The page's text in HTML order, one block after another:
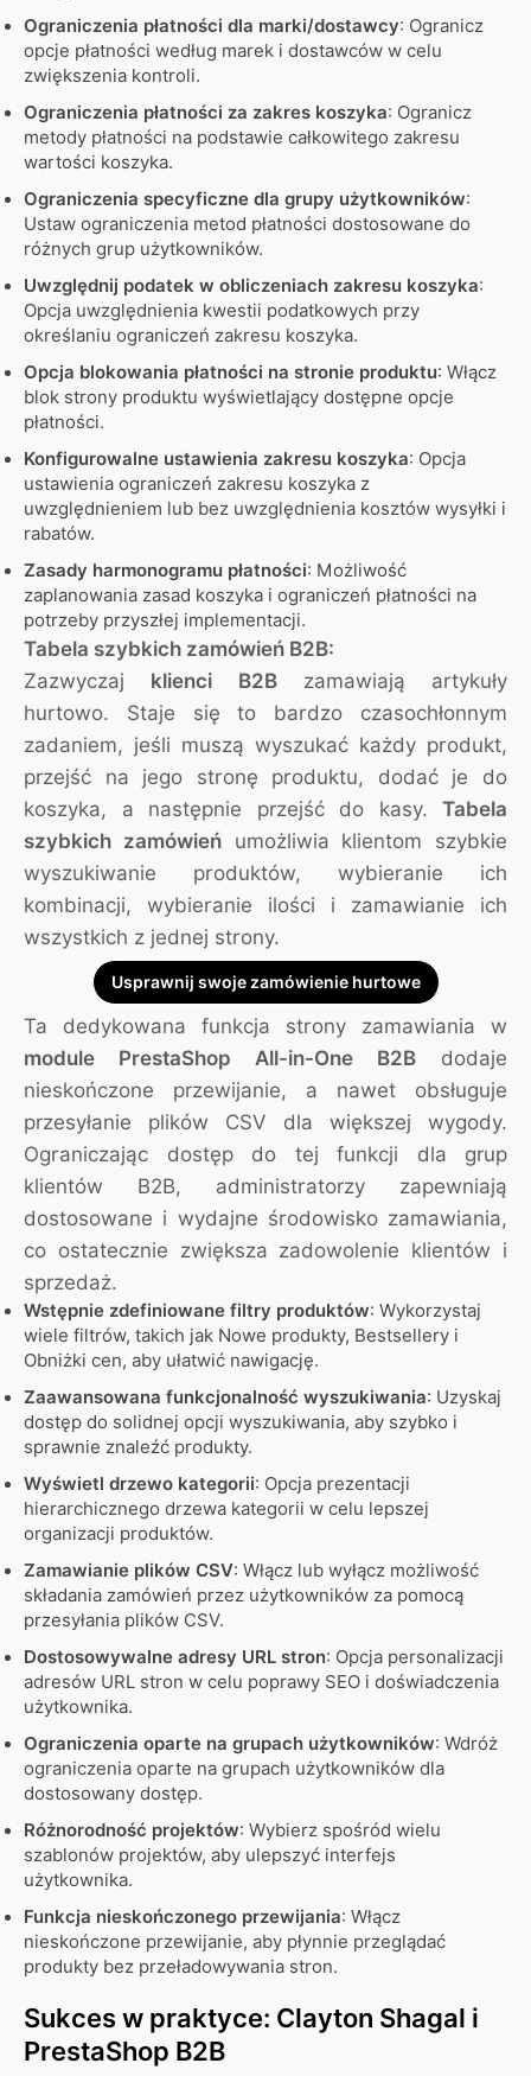
Ograniczenia płatności dla marki/dostawcy: Ogranicz
opcje płatności według marek i dostawców w celu
zwiększenia kontroli.
Ograniczenia płatności za zakres koszyka: Ogranicz
metody płatności na podstawie całkowitego zakresu
wartości koszyka.
Ograniczenia specyficzne dla grupy użytkowników:
Ustaw ograniczenia metod płatności dostosowane do
różnych grup użytkowników.
Uwzględnij podatek w obliczeniach zakresu koszyka:
Opcja uwzględnienia kwestii podatkowych przy
określaniu ograniczeń zakresu koszyka.
Opcja blokowania płatności na stronie produktu: Włącz
blok strony produktu wyświetlający dostępne opcje
płatności.
Konfigurowalne ustawienia zakresu koszyka: Opcja
ustawienia ograniczeń zakresu koszyka z
uwzględnieniem lub bez uwzględnienia kosztów wysyłki i
rabatów.
Zasady harmonogramu płatności: Możliwość
zaplanowania zasad koszyka i ograniczeń płatności na
potrzeby przyszłej implementacji.
Tabela szybkich zamówień B2B:
Zazwyczaj klienci B2Bzamawiają artykuły
hurtowo. Staje się to bardzo czasochłonnym
zadaniem, jeśli muszą wyszukać każdy produkt,
przejść na jego stronę produktu, dodać je do
koszyka, a następnie przejść do kasy. Tabela
szybkich zamówieńumożliwia klientom szybkie
wyszukiwanie produktów, wybieranie ich
kombinacji, wybieranie ilości i zamawianie ich
wszystkich z jednej strony.
Usprawnij swoje zamówienie hurtowe
Ta dedykowana funkcja strony zamawiania w
module PrestaShop All-in-One B2B dodaje
nieskończone przewijanie, a nawet obsługuje
przesyłanie plików CSV dla większej wygody.
Ograniczając dostęp do tej funkcji dla grup
klientów B2B, administratorzy zapewniają
dostosowane i wydajne środowisko zamawiania,
co ostatecznie zwiększa zadowolenie klientów i
sprzedaż.
Wstępnie zdefiniowane filtry produktów: Wykorzystaj
wiele filtrów, takich jak Nowe produkty, Bestsellery i
Obniżki cen, aby ułatwić nawigację.
Zaawansowana funkcjonalność wyszukiwania: Uzyskaj
dostęp do solidnej opcji wyszukiwania, aby szybko i
sprawnie znaleźć produkty.
Wyświetl drzewo kategorii: Opcja prezentacji
hierarchicznego drzewa kategorii w celu lepszej
organizacji produktów.
Zamawianie plików CSV: Włącz lub wyłącz możliwość
składania zamówień przez użytkowników za pomocą
przesyłania plików CSV.
Dostosowywalne adresy URL stron: Opcja personalizacji
adresów URL stron w celu poprawy SEO i doświadczenia
użytkownika.
Ograniczenia oparte na grupach użytkowników: Wdróż
ograniczenia oparte na grupach użytkowników dla
dostosowany dostęp.
Różnorodność projektów: Wybierz spośród wielu
szablonów projektów, aby ulepszyć interfejs
użytkownika.
Funkcja nieskończonego przewijania: Włącz
nieskończone przewijanie, aby płynnie przeglądać
produkty bez przeładowywania stron.
Sukces w praktyce: Clayton Shagal i
PrestaShop B2B